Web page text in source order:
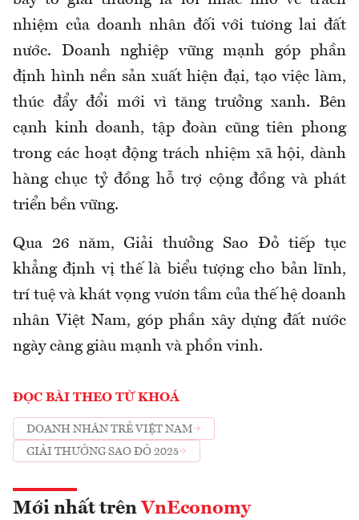
nhiệm của doanh nhân đối với tương lai đất
nước. Doanh nghiệp vững mạnh góp phần
định hình nền sản xuất hiện đại, tạo việc làm,
thúc đẩy đổi mới vì tăng trưởng xanh. Bên
cạnh kinh doanh, tập đoàn cũng tiên phong
trong các hoạt động trách nhiệm xã hội, dành
hàng chục tỷ đồng hỗ trợ cộng đồng và phát
triển bền vững.
Qua 26 năm, Giải thưởng Sao Đỏ tiếp tục
khẳng định vị thế là biểu tượng cho bản lĩnh,
trí tuệ và khát vọng vươn tầm của thế hệ doanh
nhân Việt Nam, góp phần xây dựng đất nước
ngày càng giàu mạnh và phồn vinh.
ĐỌC BÀI THEO TỪ KHOÁ
DOANH NHÂN TRẺ VIỆT NAM
GIẢI THƯỞNG SAO ĐỎ 2025
Mới nhất trên VnEconomy